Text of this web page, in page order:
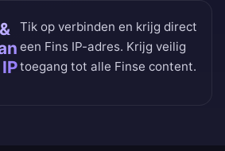
Tik op verbinden en krijg direct
een Fins IP-adres. Krijg veilig
toegang tot alle Finse content.